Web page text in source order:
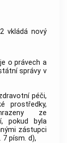
vkládá nový
o právech a
správy v
péči,
prostředky,
ze
pokud byla
zástupci
písm. d),